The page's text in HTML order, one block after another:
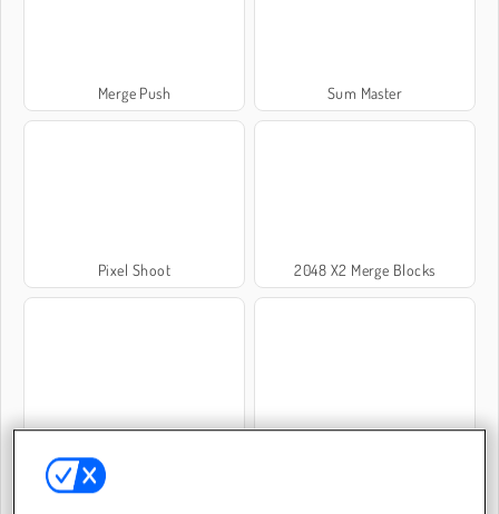
Merge Push Sum Master
Pixel Shoot 2048 X2 Merge Blocks